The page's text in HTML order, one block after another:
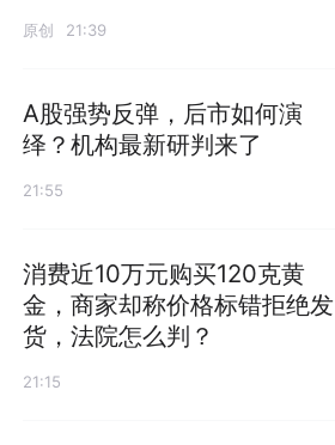
原创 21:39
A股强势反弹，后市如何演
绎？机构最新研判来了
21:55
消费近10万元购买120克黄
金，商家却称价格标错拒绝发
货，法院怎么判？
21:15